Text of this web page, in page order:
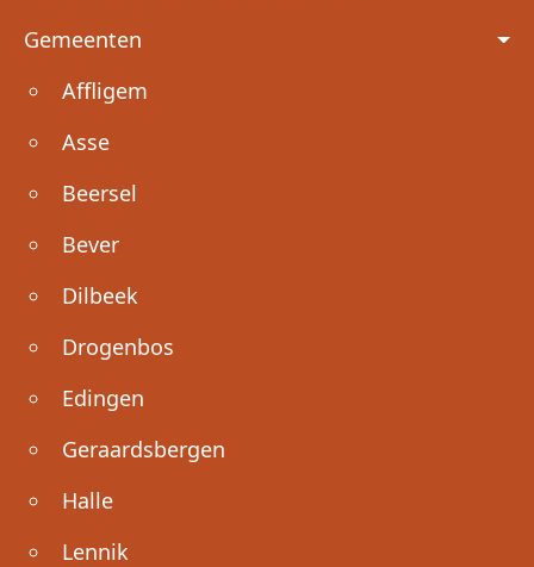
Voet
Gemeenten
Affligem
Asse
Beersel
Bever
Dilbeek
Drogenbos
Edingen
Geraardsbergen
Halle
Lennik